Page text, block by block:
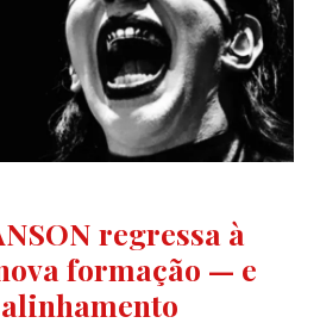
regressa à
formação — e